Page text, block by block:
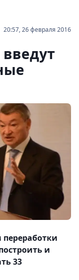
20:57, 26 февраля 2016
и
33